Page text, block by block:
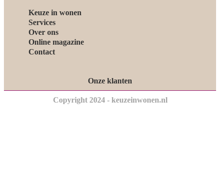
Keuze in wonen
Services
Over ons
Online magazine
Contact
Onze klanten
Copyright 2024 - keuzeinwonen.nl